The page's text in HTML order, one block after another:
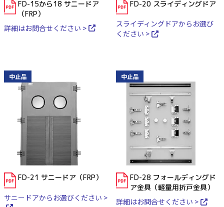
FD-15から18 サニードア
（FRP）
詳細はお問合せください >
FD-20 スライディングドア
スライディングドアからお選び
ください >
中止品
FD-21 サニードア（FRP）
サニードアからお選びください >
中止品
FD-28 フォールディングド
ア金具（軽量用折戸金具）
詳細はお問合せください >